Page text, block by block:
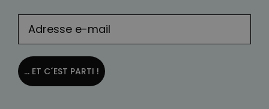
... ET C´EST PARTI !